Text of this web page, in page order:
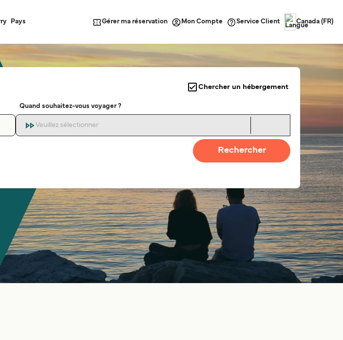
Pays Gérer ma réservation Mon Compte Service Client Canada (FR)
Chercher un hébergement
Quand souhaitez-vous voyager ?
Veuillez sélectionner
Rechercher